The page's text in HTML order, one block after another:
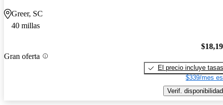
Greer, SC
40 millas
Gran oferta
El precio incluye tasas
$339/mes
Verif. disponibilidad